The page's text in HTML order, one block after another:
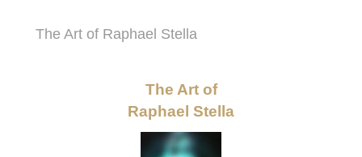
The Art of Raphael Stella
The Art of
Raphael Stella